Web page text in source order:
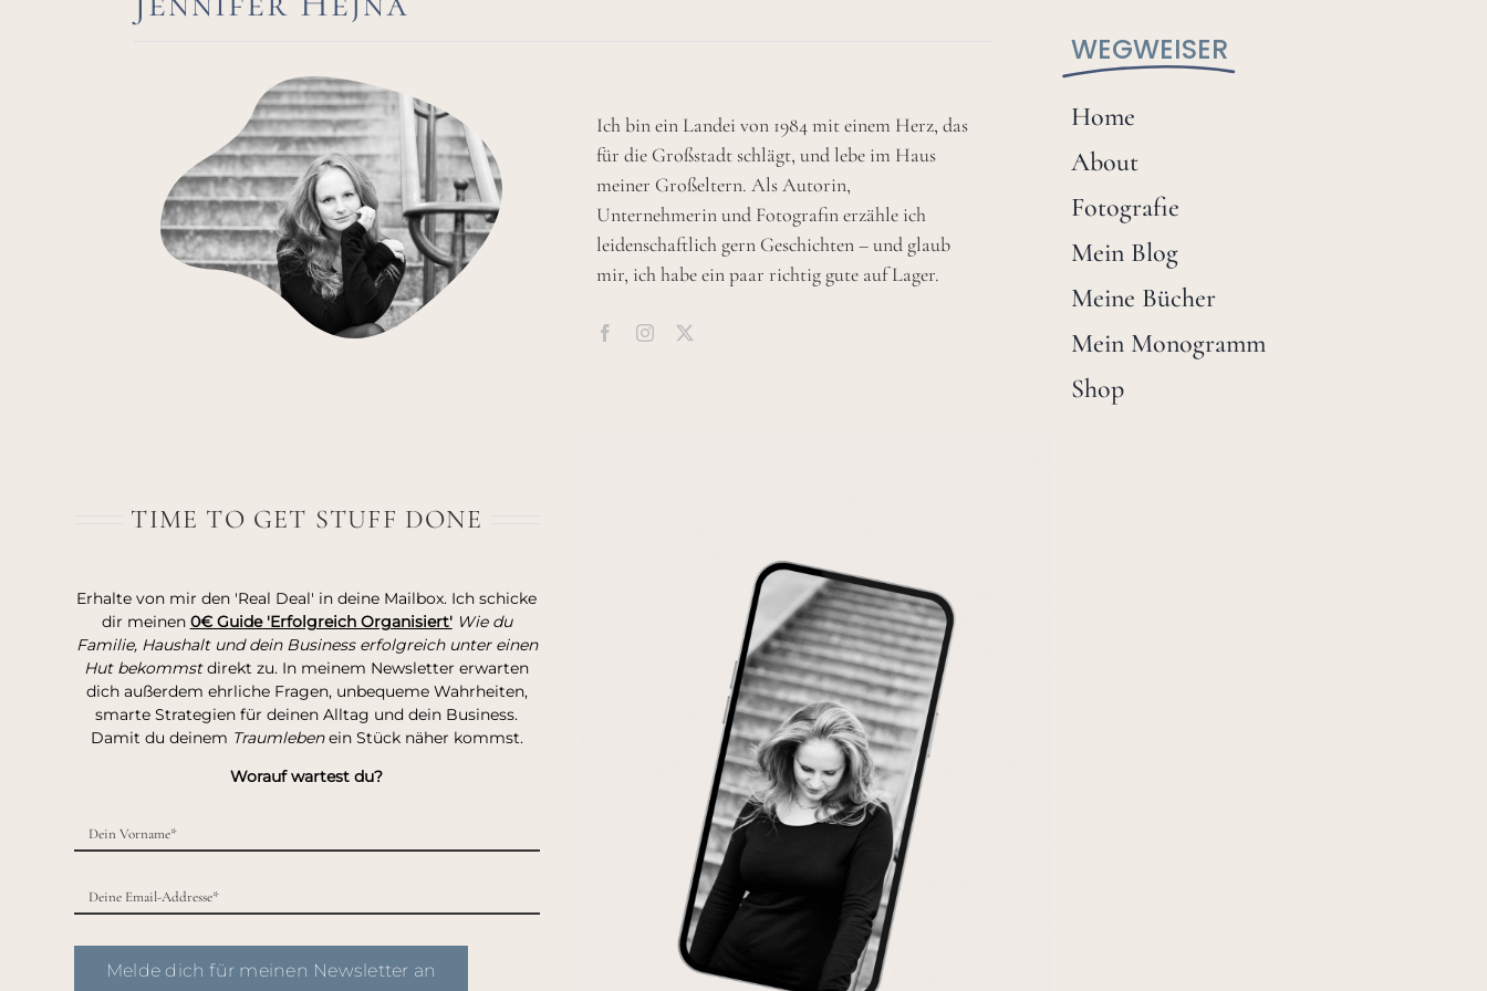
Ich bin ein Landei von 1984 mit einem Herz, das
für die Großstadt schlägt, und lebe im Haus
meiner Großeltern. Als Autorin,
Unternehmerin und Fotografin erzähle ich
leidenschaftlich gern Geschichten – und glaub
mir, ich habe ein paar richtig gute auf Lager.
WEGWEISER
Home
About
Fotografie
Mein Blog
Meine Bücher
Mein Monogramm
Shop
TIME TO GET STUFF DONE
Erhalte von mir den 'Real Deal' in deine Mailbox. Ich schicke
dir meinen 0€ Guide 'Erfolgreich Organisiert' Wie du
Familie, Haushalt und dein Business erfolgreich unter einen
Hut bekommstdirekt zu. In meinem Newsletter erwarten
dich außerdem ehrliche Fragen, unbequeme Wahrheiten,
smarte Strategien für deinen Alltag und dein Business.
Damit du deinem Traumlebenein Stück näher kommst.
Worauf wartest du?
Melde dich für meinen Newsletter an